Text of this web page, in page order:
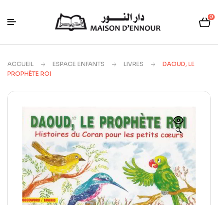
0
ACCUEIL ESPACE ENFANTS LIVRES
DAOUD, LE
PROPHÈTE ROI
🔍